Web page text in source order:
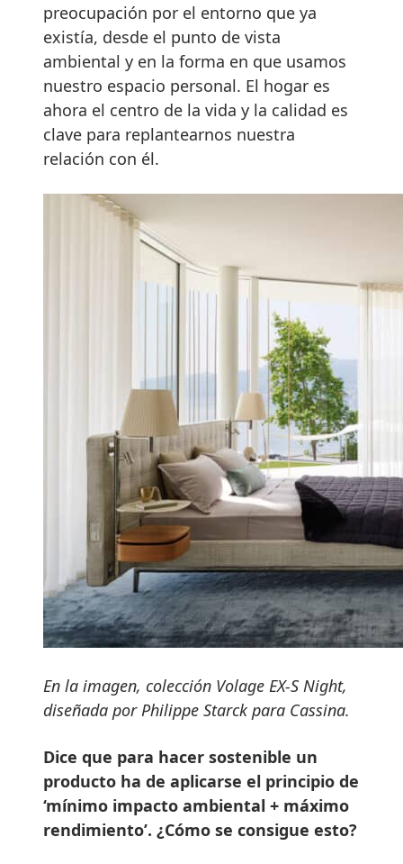
preocupación por el entorno que ya
existía, desde el punto de vista
ambiental y en la forma en que usamos
nuestro espacio personal. El hogar es
ahora el centro de la vida y la calidad es
clave para replantearnos nuestra
relación con él.
En la imagen, colección Volage EX-S Night,
diseñada por Philippe Starck para Cassina.
Dice que para hacer sostenible un
producto ha de aplicarse el principio de
‘mínimo impacto ambiental + máximo
rendimiento’. ¿Cómo se consigue esto?